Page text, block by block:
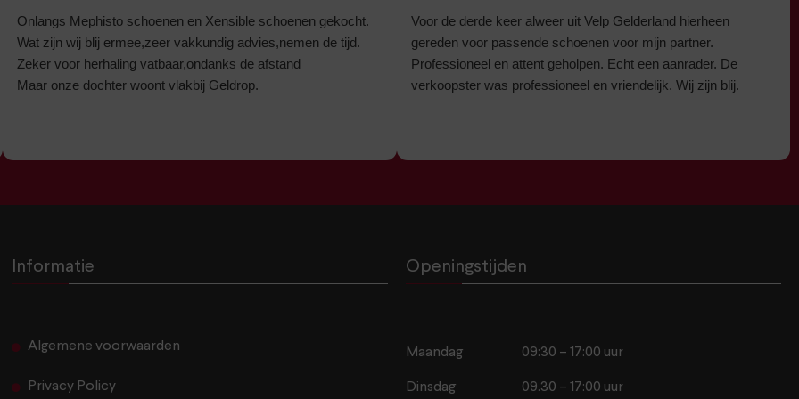
Onlangs Mephisto schoenen en Xensible schoenen gekocht.
Wat zijn wij blij ermee,zeer vakkundig advies,nemen de tijd.
Zeker voor herhaling vatbaar,ondanks de afstand
Maar onze dochter woont vlakbij Geldrop.
Voor de derde keer alweer uit Velp Gelderland hierheen
gereden voor passende schoenen voor mijn partner.
Professioneel en attent geholpen. Echt een aanrader. De
verkoopster was professioneel en vriendelijk. Wij zijn blij.
Informatie
Algemene voorwaarden
Privacy Policy
Openingstijden
Maandag 09:30 – 17:00 uur
Dinsdag 09.30 – 17:00 uur